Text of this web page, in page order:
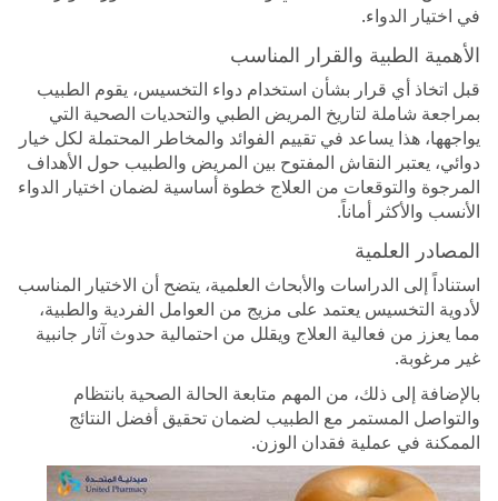
في اختيار الدواء.
الأهمية الطبية والقرار المناسب
قبل اتخاذ أي قرار بشأن استخدام دواء التخسيس، يقوم الطبيب
بمراجعة شاملة لتاريخ المريض الطبي والتحديات الصحية التي
يواجهها، هذا يساعد في تقييم الفوائد والمخاطر المحتملة لكل خيار
دوائي، يعتبر النقاش المفتوح بين المريض والطبيب حول الأهداف
المرجوة والتوقعات من العلاج خطوة أساسية لضمان اختيار الدواء
الأنسب والأكثر أماناً.
المصادر العلمية
استناداً إلى الدراسات والأبحاث العلمية، يتضح أن الاختيار المناسب
لأدوية التخسيس يعتمد على مزيج من العوامل الفردية والطبية،
مما يعزز من فعالية العلاج ويقلل من احتمالية حدوث آثار جانبية
غير مرغوبة.
بالإضافة إلى ذلك، من المهم متابعة الحالة الصحية بانتظام
والتواصل المستمر مع الطبيب لضمان تحقيق أفضل النتائج
الممكنة في عملية فقدان الوزن.